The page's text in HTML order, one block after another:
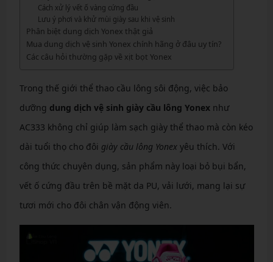
Cách xử lý vết ố vàng cứng đầu
Lưu ý phơi và khử mùi giày sau khi vệ sinh
Phân biệt dung dịch Yonex thật giả
Mua dung dịch vệ sinh Yonex chính hãng ở đâu uy tín?
Các câu hỏi thường gặp về xịt bọt Yonex
Trong thế giới thể thao cầu lông sôi động, việc bảo
dưỡng dung dịch vệ sinh giày cầu lông Yonexnhư
AC333 không chỉ giúp làm sạch giày thể thao mà còn kéo
dài tuổi thọ cho đôi giày cầu lông Yonexyêu thích. Với
công thức chuyên dụng, sản phẩm này loại bỏ bụi bẩn,
vết ố cứng đầu trên bề mặt da PU, vải lưới, mang lại sự
tươi mới cho đôi chân vận động viên.